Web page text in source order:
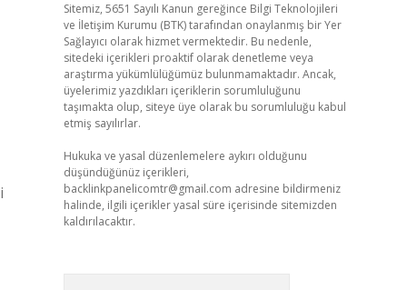
Sitemiz, 5651 Sayılı Kanun gereğince Bilgi Teknolojileri
ve İletişim Kurumu (BTK) tarafından onaylanmış bir Yer
Sağlayıcı olarak hizmet vermektedir. Bu nedenle,
sitedeki içerikleri proaktif olarak denetleme veya
araştırma yükümlülüğümüz bulunmamaktadır. Ancak,
üyelerimiz yazdıkları içeriklerin sorumluluğunu
taşımakta olup, siteye üye olarak bu sorumluluğu kabul
etmiş sayılırlar.
Hukuka ve yasal düzenlemelere aykırı olduğunu
düşündüğünüz içerikleri,
backlinkpanelicomtr@gmail.com adresine bildirmeniz
halinde, ilgili içerikler yasal süre içerisinde sitemizden
kaldırılacaktır.